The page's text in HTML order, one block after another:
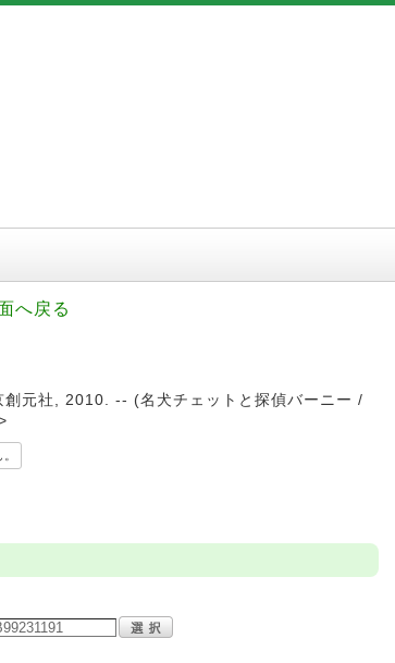
へ戻る
元社, 2010. -- (名犬チェットと探偵バーニー /